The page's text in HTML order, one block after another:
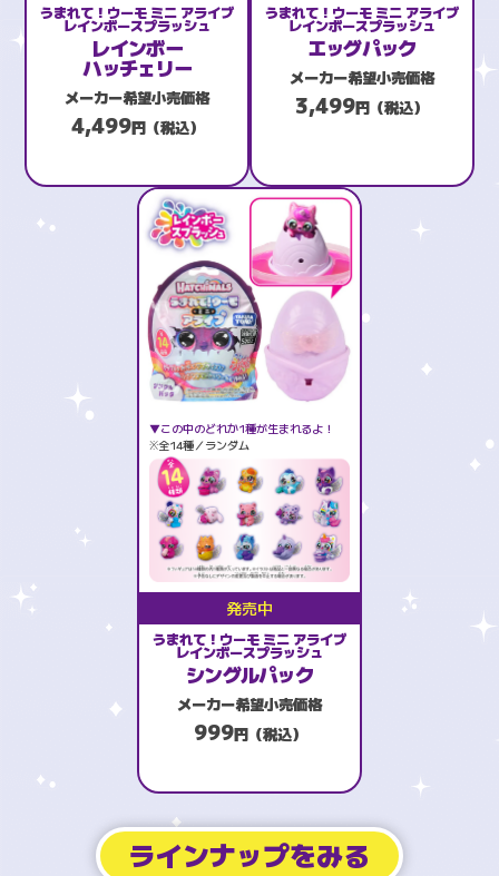
うまれて！ウーモ ミニ アライブ
レインボースプラッシュ
レインボー
ハッチェリー
メーカー希望小売価格
4,499円（税込）
うまれて！ウーモ ミニ アライブ
レインボースプラッシュ
エッグパック
メーカー希望小売価格
3,499円（税込）
▼この中のどれか1種が生まれるよ！
※全14種／ランダム
発売中
うまれて！ウーモ ミニ アライブ
レインボースプラッシュ
シングルパック
メーカー希望小売価格
999円（税込）
ラインナップをみる